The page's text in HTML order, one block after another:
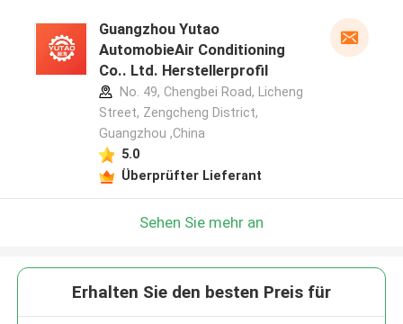
Guangzhou Yutao
AutomobieAir Conditioning
Co.. Ltd. Herstellerprofil
No. 49, Chengbei Road, Licheng
Street, Zengcheng District,
Guangzhou ,China
5.0
Überprüfter Lieferant
Sehen Sie mehr an
Erhalten Sie den besten Preis für